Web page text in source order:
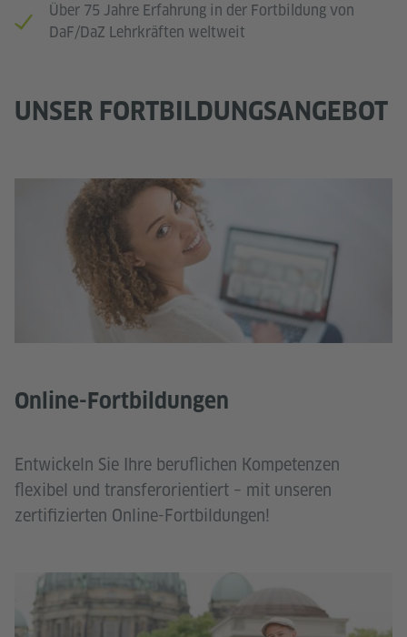
Über 75 Jahre Erfahrung in der Fortbildung von
DaF/DaZ Lehrkräften weltweit
UNSER FORTBILDUNGSANGEBOT
Online-Fortbildungen
Entwickeln Sie Ihre beruflichen Kompetenzen
flexibel und transferorientiert – mit unseren
zertifizierten Online-Fortbildungen!